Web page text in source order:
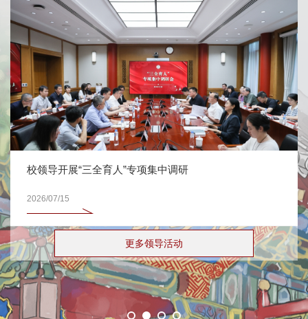
校领导开展“三全育人”专项集中调研
2026/07/15
更多领导活动